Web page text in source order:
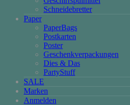
Schneidebretter
Paper
PaperBags
Postkarten
Poster
Geschenkverpackungen
Dies & Das
PartyStuff
SALE
Marken
Anmelden